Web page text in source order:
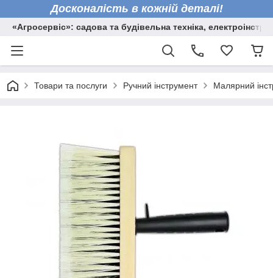
Досконалість в кожній деталі!
«Агросервіс»: садова та будівельна техніка,
Товари та послуги Ручний інструмент Малярний